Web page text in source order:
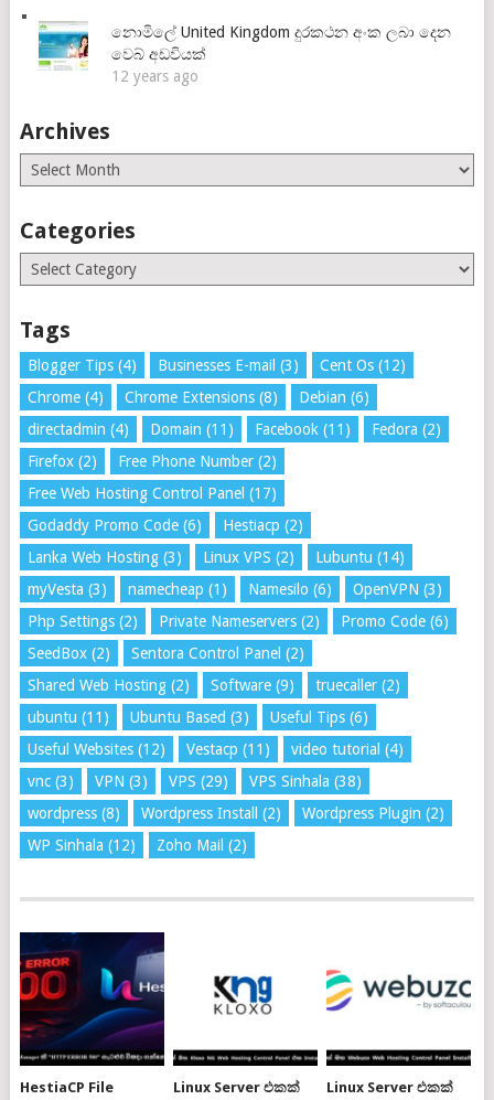
නොමිලේ United Kingdom දුරකථන අංක ලබා දෙන
වෙබ් අඩවියක්
12 years ago
Archives
Archives
Categories
Categories
Tags
Blogger Tips(4) Businesses E-mail (3) Cent Os(12)
Chrome(4) Chrome Extensions(8) Debian (6)
directadmin (4) Domain (11) Facebook (11) Fedora (2)
Firefox(2) Free Phone Number(2)
Free Web Hosting Control Panel (17)
Godaddy Promo Code(6) Hestiacp (2)
Lanka Web Hosting(3) Linux VPS (2) Lubuntu (14)
myVesta (3) namecheap (1) Namesilo (6) OpenVPN (3)
Php Settings(2) Private Nameservers(2) Promo Code(6)
SeedBox(2) Sentora Control Panel (2)
Shared Web Hosting(2) Software(9) truecaller(2)
ubuntu (11) Ubuntu Based (3) Useful Tips(6)
Useful Websites(12) Vestacp (11) video tutorial (4)
vnc(3) VPN (3) VPS (29) VPS Sinhala (38)
wordpress(8) Wordpress Install (2) Wordpress Plugin (2)
WP Sinhala (12) Zoho Mail (2)
HestiaCP File Linux Server එකක් Linux Server එකක්